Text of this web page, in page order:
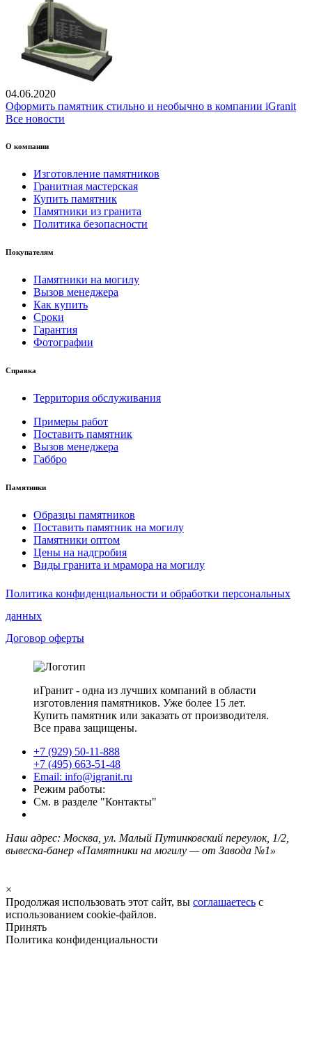
04.06.2020
Оформить памятник стильно и необычно в компании iGranit
Все новости
О компании
Изготовление памятников
Гранитная мастерская
Купить памятник
Памятники из гранита
Политика безопасности
Покупателям
Памятники на могилу
Вызов менеджера
Как купить
Сроки
Гарантия
Фотографии
Справка
Территория обслуживания
Примеры работ
Поставить памятник
Вызов менеджера
Габбро
Памятники
Образцы памятников
Поставить памятник на могилу
Памятники оптом
Цены на надгробия
Виды гранита и мрамора на могилу
Политика конфиденциальности и обработки персональных
данных
Договор оферты
иГранит - одна из лучших компаний в области
изготовления памятников. Уже более 15 лет.
Купить памятник или заказать от производителя.
Все права защищены.
+7 (929) 50-11-888
+7 (495) 663-51-48
Email: info@igranit.ru
Режим работы:
См. в разделе "Контакты"
Наш адрес: Москва, ул. Малый Путинковский переулок, 1/2,
вывеска-банер «Памятники на могилу — от Завода №1»
×
Продолжая использовать этот сайт, вы соглашаетесь с
использованием cookie-файлов.
Принять
Политика конфиденциальности